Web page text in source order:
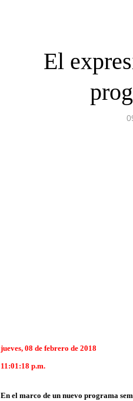
El
jueves, 08 de febrero de 2018
11:01:18 p.m.
En el marco de un nuevo programa